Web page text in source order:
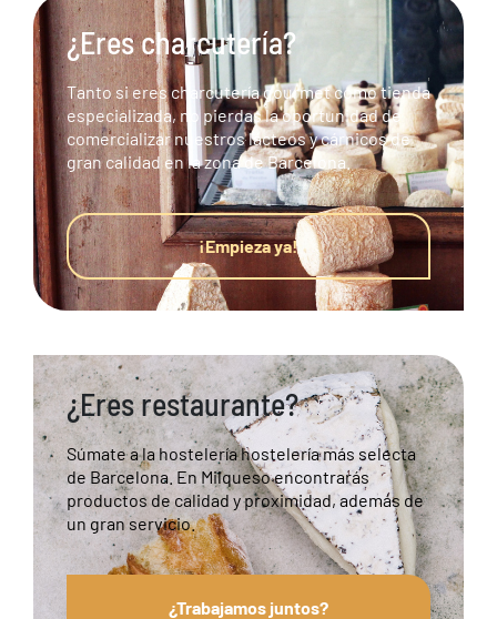
¿Eres charcutería?
Tanto si eres charcutería gourmet como tienda
especializada, no pierdas la oportunidad de
comercializar nuestros lácteos y cárnicos de
gran calidad en la zona de Barcelona.
¡Empieza ya!
¿Eres restaurante?
Súmate a la hostelería hostelería más selecta
de Barcelona. En Milqueso encontrarás
productos de calidad y proximidad, además de
un gran servicio.
¿Trabajamos juntos?